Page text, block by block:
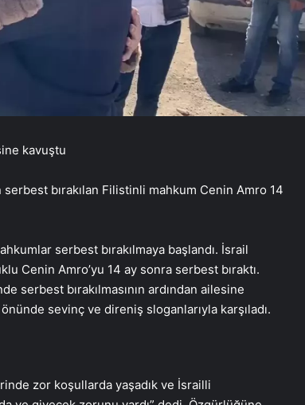
kavuştu
serbest bırakılan Filistinli mahkum Cenin Amro 14
serbest bırakılmaya başlandı. İsrail
Cenin Amro’yu 14 ay sonra serbest bıraktı.
serbest bırakılmasının ardından ailesine
sevinç ve direniş sloganlarıyla karşıladı.
zor koşullarda yaşadık ve İsrailli